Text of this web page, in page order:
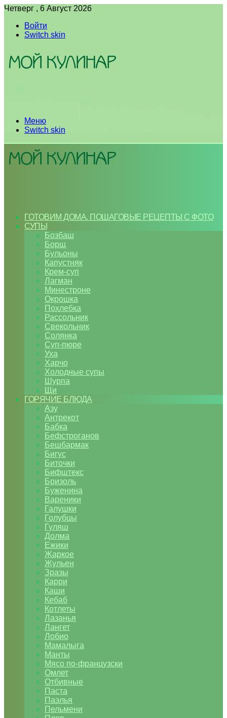
Четверг , 6 Август 2026
Войти
Switch skin
Меню
Switch skin
ГОТОВИМ ДОМА. ПОШАГОВЫЕ РЕЦЕПТЫ С ФОТО
СУПЫ
Бозбаш
Борщ
Бульоны
Капустняк
Крем-суп
Лагман
Минестроне
Окрошка
Похлебка
Рассольник
Свекольник
Солянка
Суп-пюре
Уха
Харчо
Холодные супы
Шурпа
Щи
ГОРЯЧИЕ БЛЮДА
Азу
Антрекот
Бабка
Бефстроганов
Бешбармак
Бигус
Биточки
Бифштекс
Бризоль
Буженина
Вареники
Галушки
Голубцы
Гуляш
Долма
Ежики
Жаркое
Жульен
Зразы
Карри
Каши
Кебаб
Котлеты
Лазанья
Лангет
Лобио
Мамалыга
Манты
Мясо по-французски
Омлет
Отбивные
Паста
Паэлья
Пельмени